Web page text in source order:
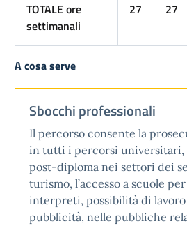
TOTALE ore
settimanali
27 27
A cosa serve
Sbocchi professionali
Il percorso consente la
in tutti i percorsi universitari,
post-diploma nei settori dei
turismo, l’accesso a scuole
interpreti, possibilità di lavoro
pubblicità, nelle pubbliche